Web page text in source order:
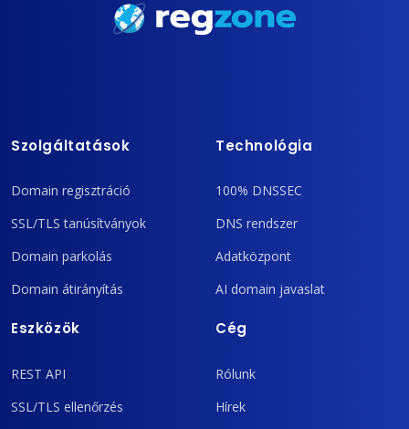
Szolgáltatások
Domain regisztráció
SSL/TLS tanúsítványok
Domain parkolás
Domain átirányítás
Technológia
100% DNSSEC
DNS rendszer
Adatközpont
AI domain javaslat
Eszközök
REST API
SSL/TLS ellenőrzés
Cég
Rólunk
Hírek